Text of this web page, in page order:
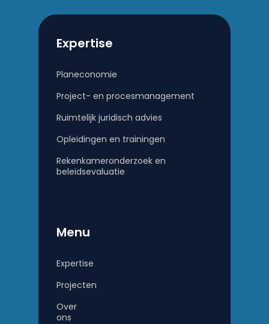
Expertise
Planeconomie
Project- en procesmanagement
Ruimtelijk juridisch advies
Opleidingen en trainingen
Rekenkameronderzoek en
beleidsevaluatie
Menu
Expertise
Projecten
Over
ons